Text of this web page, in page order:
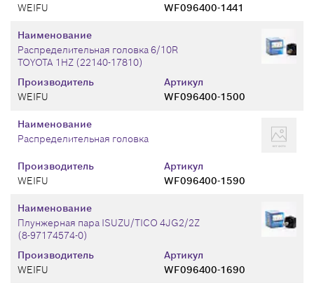
WEIFU
WF096400-1441
Производитель
WEIFU
Артикул
WF096400-1500
Наименование
Распределительная головка 6/10R
TOYOTA 1HZ (22140-17810)
Производитель
WEIFU
Артикул
WF096400-1590
Наименование
Распределительная головка
Производитель
WEIFU
Артикул
WF096400-1690
Наименование
Плунжерная пара ISUZU/TICO 4JG2/2Z
(8-97174574-0)